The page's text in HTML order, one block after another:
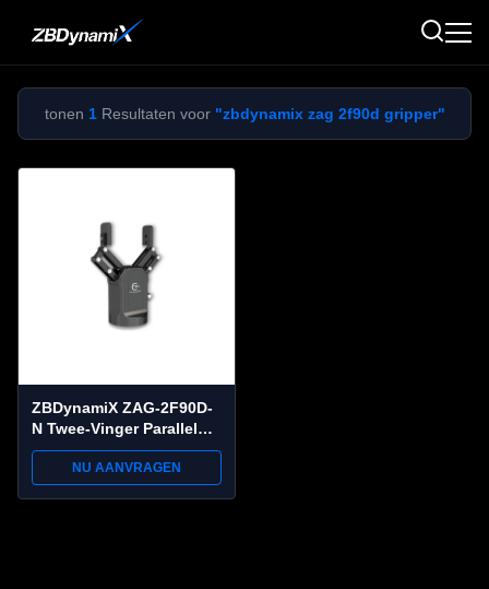
tonen 1Resultaten voor "zbdynamix zag 2f90d gripper"
ZBDynamiX ZAG-2F90D-
N Twee-Vinger Parallel
Robotgrijper | 90 mm
Slag, 25 N Grijpkracht,
±0,03 mm
NU AANVRAGEN